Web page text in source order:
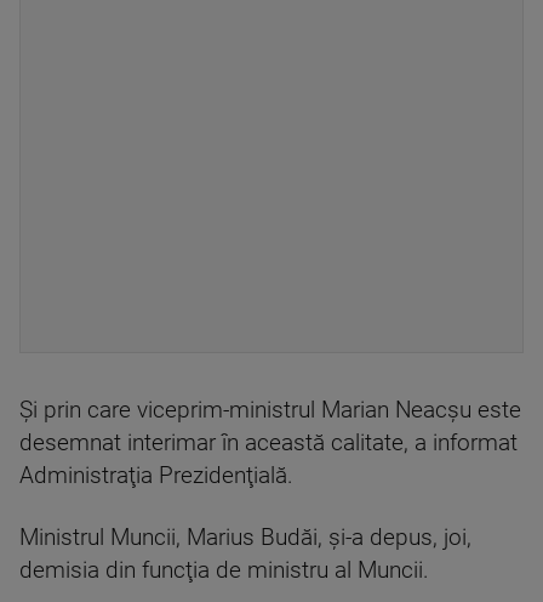
Și prin care viceprim-ministrul Marian Neacşu este
desemnat interimar în această calitate, a informat
Administraţia Prezidenţială.
Ministrul Muncii, Marius Budăi, şi-a depus, joi,
demisia din funcţia de ministru al Muncii.